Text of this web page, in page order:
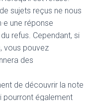
sujets reçus ne nous
une réponse
refus. Cependant, si
vous pouvez
des
de découvrir la note
pourront également